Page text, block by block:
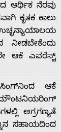
ಆರ್ಥಿಕ ನೆರವು
ಕೃತಕ ಕಾಲು
ಆಕೆ ಎವರೆಸ್ಟ್
ಆಕೆ
ಮೌಂಟನಿಯರಿಂಗ್
ಅಗ್ರಗಣ್ಯತೆ
ಸಹಾಯದಿಂದ